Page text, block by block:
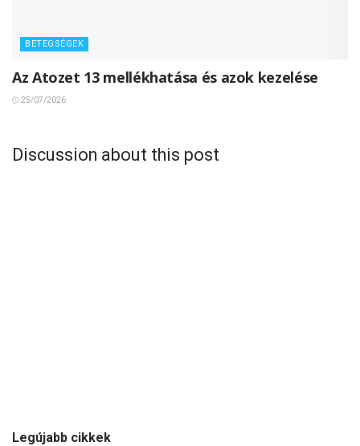
BETEGSÉGEK
Az Atozet 13 mellékhatása és azok kezelése
25/07/2026
Discussion about this post
Legújabb cikkek